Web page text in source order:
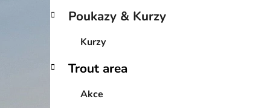
l
Poukazy & Kurzy
Kurzy
Trout area
Akce